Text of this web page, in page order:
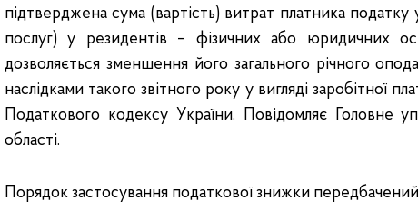
підтверджена сума (вартість) витрат платника податку
послуг) у резидентів – фізичних або юридичних
дозволяється зменшення його загального річного
наслідками такого звітного року у вигляді заробітної
Податкового кодексу України. Повідомляє Головне
області.
Порядок застосування податкової знижки